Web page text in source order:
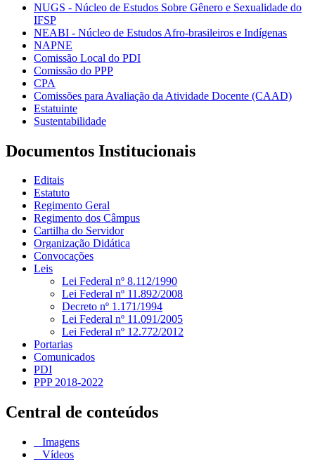
NUGS - Núcleo de Estudos Sobre Gênero e Sexualidade do
IFSP
NEABI - Núcleo de Estudos Afro-brasileiros e Indígenas
NAPNE
Comissão Local do PDI
Comissão do PPP
CPA
Comissões para Avaliação da Atividade Docente (CAAD)
Estatuinte
Sustentabilidade
Documentos Institucionais
Editais
Estatuto
Regimento Geral
Regimento dos Câmpus
Cartilha do Servidor
Organização Didática
Convocações
Leis
Lei Federal nº 8.112/1990
Lei Federal nº 11.892/2008
Decreto nº 1.171/1994
Lei Federal nº 11.091/2005
Lei Federal nº 12.772/2012
Portarias
Comunicados
PDI
PPP 2018-2022
Central de conteúdos
Imagens
Vídeos